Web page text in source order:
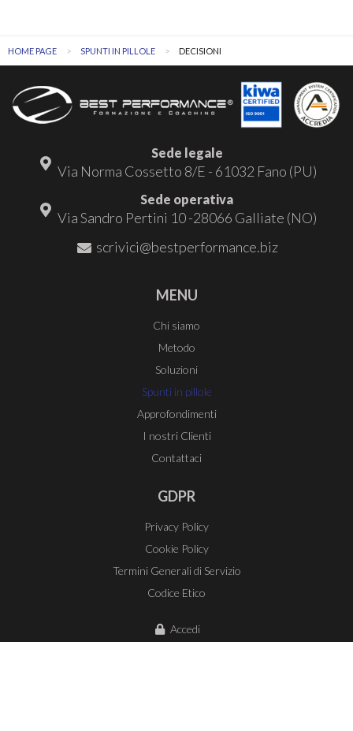
HOME PAGE SPUNTI IN PILLOLE DECISIONI
Sede legale
Via Norma Cossetto 8/E - 61032 Fano (PU)
Sede operativa
Via Sandro Pertini 10 -28066 Galliate (NO)
scrivici@bestperformance.biz
MENU
Chi siamo
Metodo
Soluzioni
Spunti in pillole
Approfondimenti
I nostri Clienti
Contattaci
GDPR
Privacy Policy
Cookie Policy
Termini Generali di Servizio
Codice Etico
Accedi